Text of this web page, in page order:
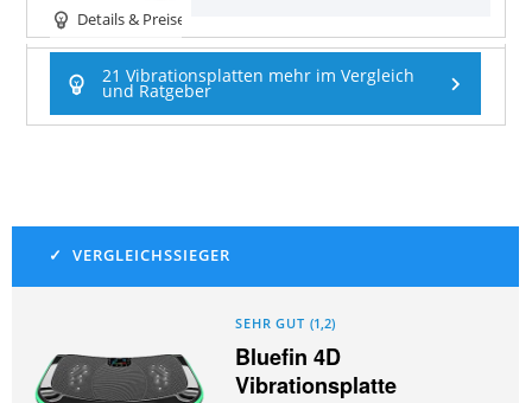
Details & Preise
21 Vibrationsplatten mehr im Vergleich
und Ratgeber
SEHR GUT (1,2)
Bluefin 4D
Vibrationsplatte